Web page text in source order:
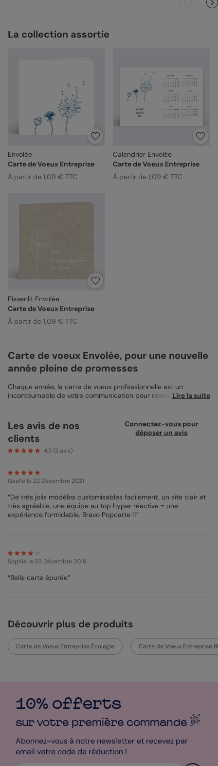
La collection assortie
Envolée
Carte de Voeux Entreprise
À partir de 1,09 € TTC
Calendrier Envolée
Carte de Voeux Entreprise
À partir de 1,09 € TTC
Pissenlit Envolée
Carte de Voeux Entreprise
À partir de 1,09 € TTC
Carte de voeux Envolée, pour une nouvelle
année pleine de promesses
Chaque année, la carte de voeux professionnelle est un
incontournable de votre communication pour remercier vos
devient un véritable vecteur de votre communication
d’entreprise et image de marque. Avec lacarte de voeux
entreprise Envolée, vous leur faites part de votre gratitude tout
en leur souhaitant une nouvelle année pleine de réussite et de
professionnelle pleine d’épanouissement et d’avancées. Quoi
de mieux comme courrier pour ce début d’année ?
Lire la suite
Les avis de nos
clients
4.5(2 avis)
Connectez-vous pour
déposer un avis
Gaelle le 22 Décembre 2021
“De très jolis modèles customisables facilement, un site clair et
très agréable, une équipe au top hyper réactive = une
expérience formidable. Bravo Popcarte !!”
Sophie le 03 Décembre 2019
“Belle carte épurée”
Découvrir plus de produits
Carte de Voeux Entreprise Écologie Carte de Voeux Entreprise
10% offerts
sur votre première commande
Abonnez-vous à notre newsletter et recevez par
email votre code de réduction !